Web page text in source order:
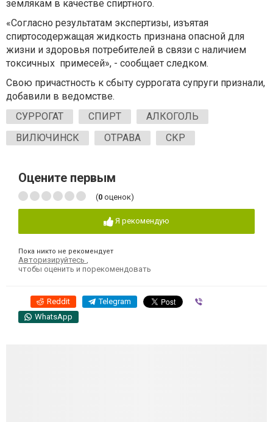
землякам в качестве спиртного.
«Согласно результатам экспертизы, изъятая
спиртосодержащая жидкость признана опасной для
жизни и здоровья потребителей в связи с наличием
токсичных примесей», - сообщает следком.
Свою причастность к сбыту суррогата супруги признали,
добавили в ведомстве.
СУРРОГАТ
СПИРТ
АЛКОГОЛЬ
ВИЛЮЧИНСК
ОТРАВА СКР
Оцените первым
(0 оценок)
Я рекомендую
Пока никто не рекомендует
Авторизируйтесь
чтобы оценить и порекомендовать
Reddit Telegram
WhatsApp